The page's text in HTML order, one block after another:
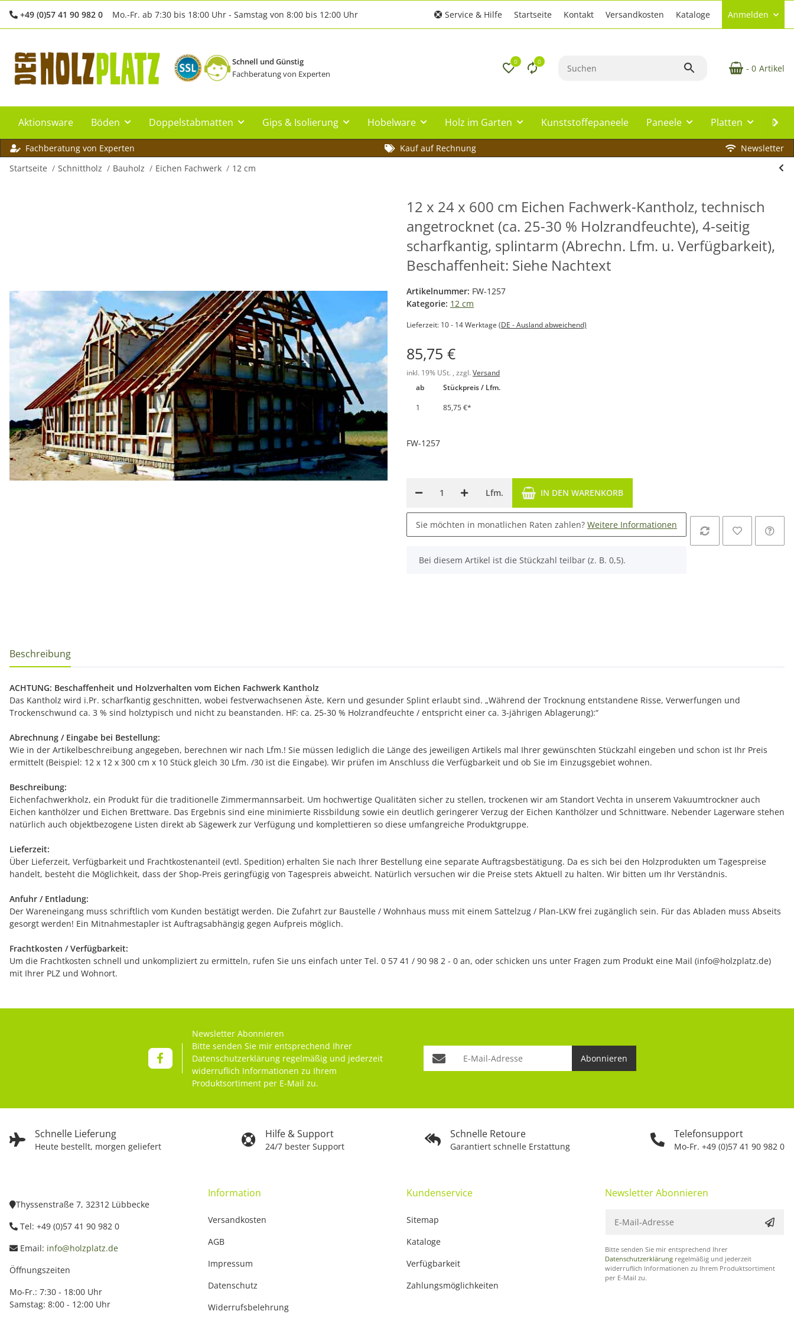
+49 (0)57 41 90 982 0 Mo.-Fr. ab 7:30 bis 18:00 Uhr - Samstag von 8:00 bis 12:00 Uhr Service & Hilfe Startseite Kontakt Versandkosten Kataloge Anmelden
Schnell und Günstig
Fachberatung von Experten
0 0
- 0 Artikel
Aktionsware Böden Doppelstabmatten Gips & Isolierung Hobelware Holz im Garten Kunststoffepaneele Paneele Platten
Fachberatung von Experten Kauf auf Rechnung
Newsletter
Startseite
Schnittholz Bauholz Eichen Fachwerk 12 cm
12 x 24 x 600 cm Eichen Fachwerk-Kantholz, technisch
angetrocknet (ca. 25-30 % Holzrandfeuchte), 4-seitig
scharfkantig, splintarm (Abrechn. Lfm. u. Verfügbarkeit),
Beschaffenheit: Siehe Nachtext
Artikelnummer: FW-1257
Kategorie: 12 cm
Lieferzeit: 10 - 14 Werktage (DE - Ausland abweichend)
85,75 €
inkl. 19% USt. , zzgl. Versand
ab
Stückpreis / Lfm.
1
85,75 €*
FW-1257
Lfm. IN DEN WARENKORB
Sie möchten in monatlichen Raten zahlen? Weitere Informationen
x
Bei diesem Artikel ist die Stückzahl teilbar (z. B. 0,5).
Beschreibung
ACHTUNG: Beschaffenheit und Holzverhalten vom Eichen Fachwerk Kantholz
Das Kantholz wird i.Pr. scharfkantig geschnitten, wobei festverwachsenen Äste, Kern und gesunder Splint erlaubt sind. „Während der Trocknung entstandene Risse, Verwerfungen und
Trockenschwund ca. 3 % sind holztypisch und nicht zu beanstanden. HF: ca. 25-30 % Holzrandfeuchte / entspricht einer ca. 3-jährigen Ablagerung):“
Abrechnung / Eingabe bei Bestellung:
Wie in der Artikelbeschreibung angegeben, berechnen wir nach Lfm.! Sie müssen lediglich die Länge des jeweiligen Artikels mal Ihrer gewünschten Stückzahl eingeben und schon ist Ihr Preis
ermittelt (Beispiel: 12 x 12 x 300 cm x 10 Stück gleich 30 Lfm. /30 ist die Eingabe). Wir prüfen im Anschluss die Verfügbarkeit und ob Sie im Einzugsgebiet wohnen.
Beschreibung:
Eichenfachwerkholz, ein Produkt für die traditionelle Zimmermannsarbeit. Um hochwertige Qualitäten sicher zu stellen, trockenen wir am Standort Vechta in unserem Vakuumtrockner auch
Eichen kanthölzer und Eichen Brettware. Das Ergebnis sind eine minimierte Rissbildung sowie ein deutlich geringerer Verzug der Eichen Kanthölzer und Schnittware. Nebender Lagerware stehen
natürlich auch objektbezogene Listen direkt ab Sägewerk zur Verfügung und komplettieren so diese umfangreiche Produktgruppe.
Lieferzeit:
Über Lieferzeit, Verfügbarkeit und Frachtkostenanteil (evtl. Spedition) erhalten Sie nach Ihrer Bestellung eine separate Auftragsbestätigung. Da es sich bei den Holzprodukten um Tagespreise
handelt, besteht die Möglichkeit, dass der Shop-Preis geringfügig von Tagespreis abweicht. Natürlich versuchen wir die Preise stets Aktuell zu halten. Wir bitten um Ihr Verständnis.
Anfuhr / Entladung:
Der Wareneingang muss schriftlich vom Kunden bestätigt werden. Die Zufahrt zur Baustelle / Wohnhaus muss mit einem Sattelzug / Plan-LKW frei zugänglich sein. Für das Abladen muss Abseits
gesorgt werden! Ein Mitnahmestapler ist Auftragsabhängig gegen Aufpreis möglich.
Frachtkosten / Verfügbarkeit:
Um die Frachtkosten schnell und unkompliziert zu ermitteln, rufen Sie uns einfach unter Tel. 0 57 41 / 90 98 2 - 0 an, oder schicken uns unter Fragen zum Produkt eine Mail (info@holzplatz.de)
mit Ihrer PLZ und Wohnort.
Schnelle Lieferung
Heute bestellt, morgen geliefert
Hilfe & Support
24/7 bester Support
Schnelle Retoure
Garantiert schnelle Erstattung
Telefonsupport
Mo-Fr. +49 (0)57 41 90 982 0
Newsletter Abonnieren
Bitte senden Sie mir entsprechend Ihrer
Datenschutzerklärung regelmäßig und jederzeit
widerruflich Informationen zu Ihrem
Produktsortiment per E-Mail zu.
Abonnieren
Thyssenstraße 7, 32312 Lübbecke
Tel: +49 (0)57 41 90 982 0
Email: info@holzplatz.de
Öffnungszeiten
Mo-Fr.: 7:30 - 18:00 Uhr
Samstag: 8:00 - 12:00 Uhr
Information
Versandkosten
AGB
Impressum
Datenschutz
Widerrufsbelehrung
Kundenservice
Sitemap
Kataloge
Verfügbarkeit
Zahlungsmöglichkeiten
Newsletter Abonnieren
Bitte senden Sie mir entsprechend Ihrer
Datenschutzerklärung regelmäßig und jederzeit
widerruflich Informationen zu Ihrem Produktsortiment
per E-Mail zu.